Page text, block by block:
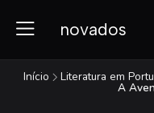
novados
Início Literatura em
A